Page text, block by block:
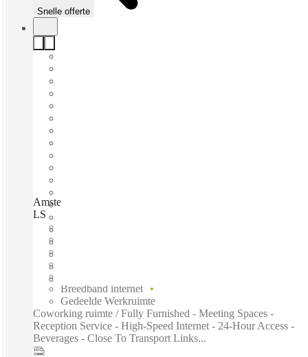
Snelle offerte
Amsterdam - Hoofddorp - Taurusavenue 3, Hoofddorp, 2132
LS
Breedband internet
Gedeelde Werkruimte
Coworking ruimte / Fully Furnished - Meeting Spaces -
Reception Service - High-Speed Internet - 24-Hour Access -
Beverages - Close To Transport Links...